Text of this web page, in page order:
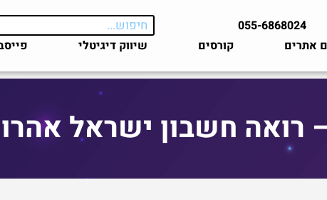
055-6868024
אתרים קורסים שיווק דיגיטלי
רואה חשבון ישראל